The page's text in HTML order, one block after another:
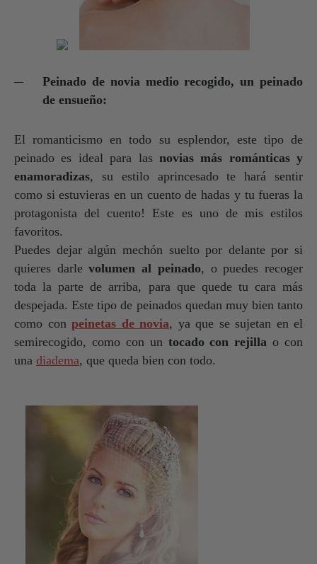
Peinado de novia medio recogido, un peinado
de ensueño:
El romanticismo en todo su esplendor, este tipo de
peinado es ideal para las novias más románticas y
enamoradizas, su estilo aprincesado te hará sentir
como si estuvieras en un cuento de hadas y tu fueras la
protagonista del cuento! Este es uno de mis estilos
favoritos.
Puedes dejar algún mechón suelto por delante por si
quieres darlevolumen al peinado, o puedes recoger
toda la parte de arriba, para que quede tu cara más
despejada. Este tipo de peinados quedan muy bien tanto
como con peinetas de novia, ya que se sujetan en el
semirecogido, como con un tocado con rejilla o con
una diadema, que queda bien con todo.